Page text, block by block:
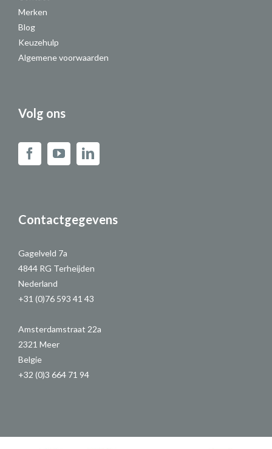
Merken
Blog
Keuzehulp
Algemene voorwaarden
Volg ons
Contactgegevens
Gagelveld 7a
4844 RG Terheijden
Nederland
+31 (0)76 593 41 43
Amsterdamstraat 22a
2321 Meer
Belgie
+32 (0)3 664 71 94